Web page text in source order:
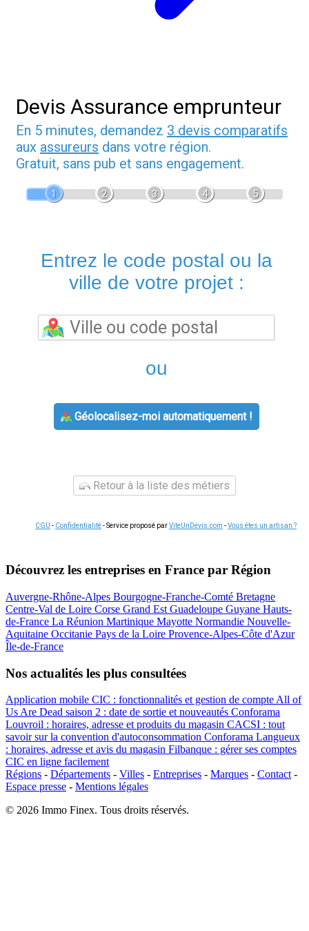
Devis Assurance emprunteur
En 5 minutes, demandez 3 devis comparatifs
aux assureurs dans votre région.
Gratuit, sans pub et sans engagement.
1 2 3 4 5
Entrez le code postal ou la
ville de votre projet :
ou
Géolocalisez-moi automatiquement !
Retour à la liste des métiers
CGU - Confidentialité- Service proposé parViteUnDevis.com -Vous êtes un artisan ?
Découvrez les entreprises en France par Région
Auvergne-Rhône-Alpes Bourgogne-Franche-Comté Bretagne
Centre-Val de Loire Corse Grand Est Guadeloupe Guyane Hauts-
de-France La Réunion Martinique Mayotte Normandie Nouvelle-
Aquitaine Occitanie Pays de la Loire Provence-Alpes-Côte d'Azur
Île-de-France
Nos actualités les plus consultées
Application mobile CIC : fonctionnalités et gestion de compte All of
Us Are Dead saison 2 : date de sortie et nouveautés Conforama
Louvroil : horaires, adresse et produits du magasin CACSI : tout
savoir sur la convention d'autoconsommation Conforama Langueux
: horaires, adresse et avis du magasin Filbanque : gérer ses comptes
CIC en ligne facilement
Régions - Départements - Villes - Entreprises - Marques - Contact -
Espace presse - Mentions légales
© 2026 Immo Finex. Tous droits réservés.